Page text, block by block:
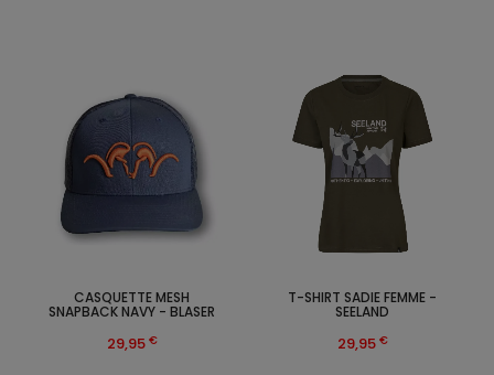
CASQUETTE MESH
SNAPBACK NAVY - BLASER
29,95 €
T-SHIRT SADIE FEMME -
SEELAND
29,95 €